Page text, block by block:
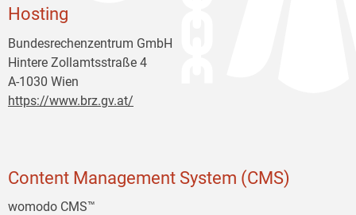
Hosting
Bundesrechenzentrum GmbH
Hintere Zollamtsstraße 4
A-1030 Wien
https://www.brz.gv.at/
Content Management System (CMS)
womodo CMS™